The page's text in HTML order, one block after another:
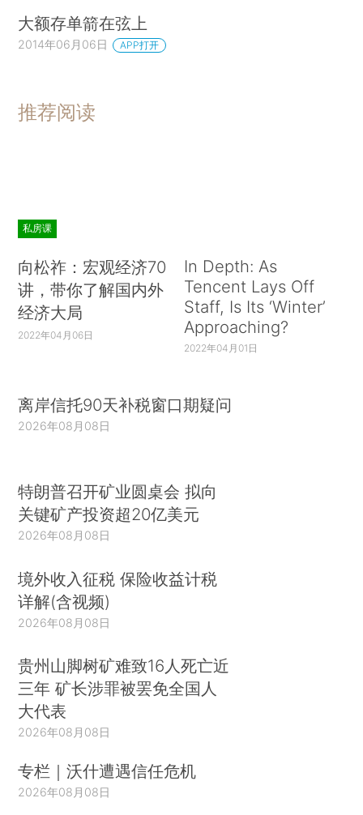
大额存单箭在弦上
2014年06月06日 APP打开
推荐阅读
私房课
向松祚：宏观经济70
讲，带你了解国内外
经济大局
2022年04月06日
In Depth: As
Tencent Lays Off
Staff, Is Its ‘Winter’
Approaching?
2022年04月01日
离岸信托90天补税窗口期疑问
2026年08月08日
特朗普召开矿业圆桌会 拟向
关键矿产投资超20亿美元
2026年08月08日
境外收入征税 保险收益计税
详解(含视频)
2026年08月08日
贵州山脚树矿难致16人死亡近
三年 矿长涉罪被罢免全国人
大代表
2026年08月08日
专栏｜沃什遭遇信任危机
2026年08月08日